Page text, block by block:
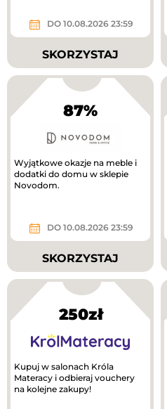
DO 10.08.2026 23:59
SKORZYSTAJ
87%
Wyjątkowe okazje na meble i
dodatki do domu w sklepie
Novodom.
DO 10.08.2026 23:59
SKORZYSTAJ
250zł
Kupuj w salonach Króla
Materacy i odbieraj vouchery
na kolejne zakupy!